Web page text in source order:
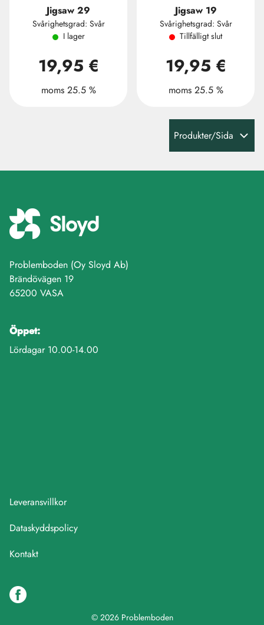
Jigsaw 29
Svårighetsgrad: Svår
I lager
19,95 €
moms 25.5 %
Jigsaw 19
Svårighetsgrad: Svår
Tillfälligt slut
19,95 €
moms 25.5 %
Produkter/Sida
Problemboden (Oy Sloyd Ab)
Brändövägen 19
65200 VASA
Öppet:
Lördagar 10.00-14.00
Leveransvillkor
Dataskyddspolicy
Kontakt
© 2026 Problemboden